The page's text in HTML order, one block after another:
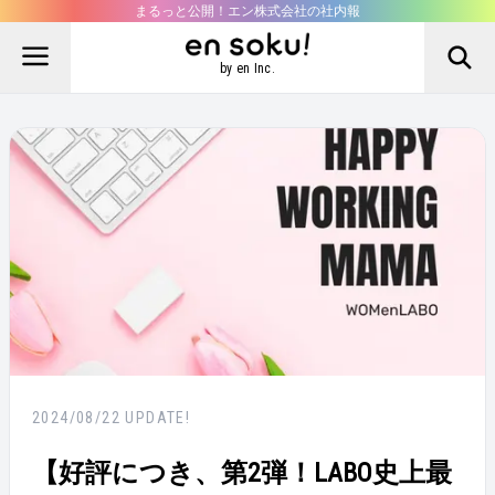
まるっと公開！エン株式会社の社内報
by en Inc.
2024/08/22 UPDATE!
【好評につき、第2弾！LABO史上最